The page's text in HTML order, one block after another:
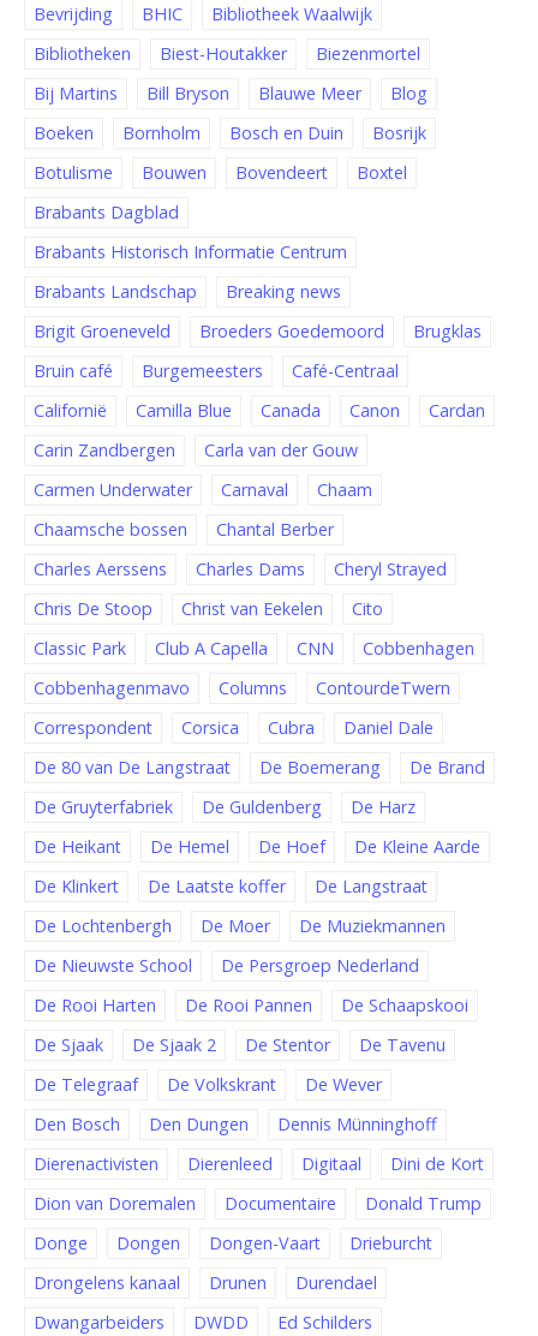
Bevrijding
BHIC
Bibliotheek Waalwijk
Bibliotheken
Biest-Houtakker
Biezenmortel
Bij Martins
Bill Bryson Blauwe Meer
Blog
Boeken
Bornholm Bosch en Duin
Bosrijk
Botulisme
Bouwen Bovendeert
Boxtel
Brabants Dagblad
Brabants Historisch Informatie Centrum
Brabants Landschap
Breaking news
Brigit Groeneveld
Broeders Goedemoord
Brugklas
Bruin café
Burgemeesters
Café-Centraal
Californië
Camilla Blue Canada Canon
Cardan
Carin Zandbergen
Carla van der Gouw
Carmen Underwater
Carnaval
Chaam
Chaamsche bossen
Chantal Berber
Charles Aerssens
Charles Dams
Cheryl Strayed
Chris De Stoop
Christ van Eekelen
Cito
Classic Park
Club A Capella CNN
Cobbenhagen
Cobbenhagenmavo
Columns
ContourdeTwern
Correspondent
Corsica Cubra
Daniel Dale
De 80 van De Langstraat
De Boemerang
De Brand
De Gruyterfabriek
De Guldenberg
De Harz
De Heikant
De Hemel De Hoef
De Kleine Aarde
De Klinkert
De Laatste koffer
De Langstraat
De Lochtenbergh
De Moer
De Muziekmannen
De Nieuwste School
De Persgroep Nederland
De Rooi Harten
De Rooi Pannen
De Schaapskooi
De Sjaak
De Sjaak 2 De Stentor
De Tavenu
De Telegraaf
De Volkskrant
De Wever
Den Bosch
Den Dungen
Dennis Münninghoff
Dierenactivisten
Dierenleed Digitaal
Dini de Kort
Dion van Doremalen
Documentaire
Donald Trump
Donge
Dongen Dongen-Vaart
Drieburcht
Drongelens kanaal
Drunen
Durendael
Dwangarbeiders
DWDD
Ed Schilders